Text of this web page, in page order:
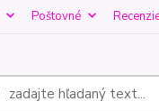
Poštovné